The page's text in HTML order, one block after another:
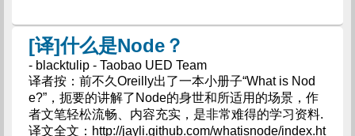
[译]什么是Node？
- blacktulip - Taobao UED Team
译者按：前不久Oreilly出了一本小册子“What is Nod
e?”，扼要的讲解了Node的身世和所适用的场景，作
者文笔轻松流畅、内容充实，是非常难得的学习资料.
译文全文：http://jayli.github.com/whatisnode/index.ht